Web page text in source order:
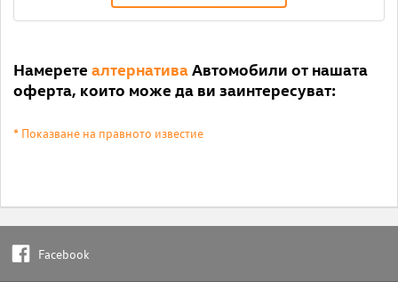
Намерете алтернативаАвтомобили от нашата
оферта, които може да ви заинтересуват:
* Показване на правното известие
Facebook